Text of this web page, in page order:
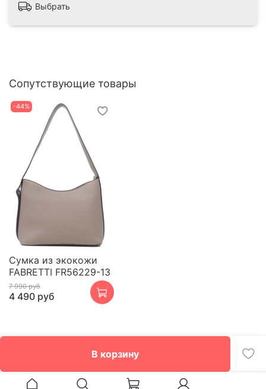
В корзину
Выбрать
Сопутствующие товары
-44%
Сумка из экокожи
FABRETTI FR56229-13
7 990 руб
4 490 руб